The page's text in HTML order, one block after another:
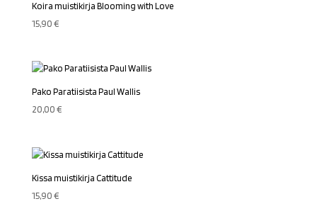
Koira muistikirja Blooming with Love
15,90€
Pako Paratiisista Paul Wallis
20,00€
Kissa muistikirja Cattitude
15,90€